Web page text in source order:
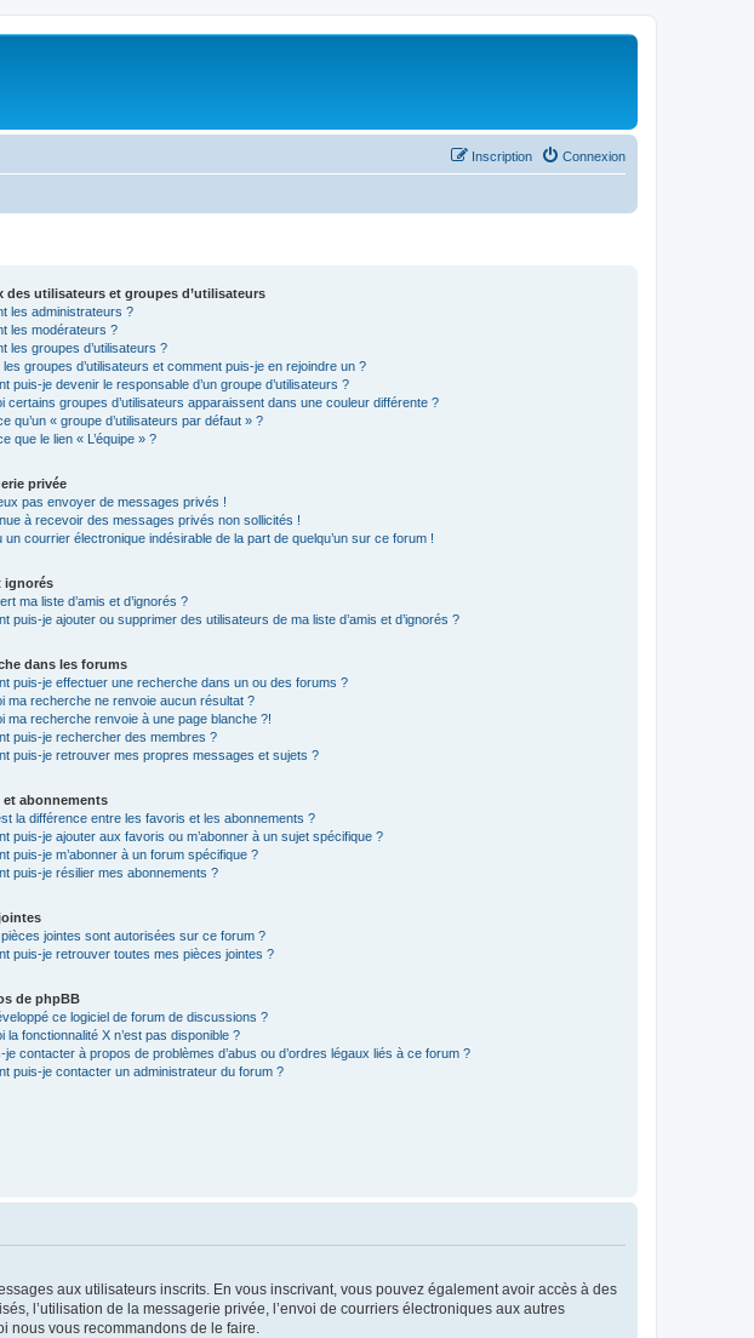
Connexion
Inscription
des utilisateurs et groupes d’utilisateurs
les administrateurs ?
les modérateurs ?
les groupes d’utilisateurs ?
groupes d’utilisateurs et comment puis-je en rejoindre un ?
puis-je devenir le responsable d’un groupe d’utilisateurs ?
certains groupes d’utilisateurs apparaissent dans une couleur différente ?
qu’un « groupe d’utilisateurs par défaut » ?
que le lien « L’équipe » ?
privée
pas envoyer de messages privés !
à recevoir des messages privés non sollicités !
un courrier électronique indésirable de la part de quelqu’un sur ce forum !
ignorés
ma liste d’amis et d’ignorés ?
puis-je ajouter ou supprimer des utilisateurs de ma liste d’amis et d’ignorés ?
dans les forums
puis-je effectuer une recherche dans un ou des forums ?
ma recherche ne renvoie aucun résultat ?
ma recherche renvoie à une page blanche ?!
puis-je rechercher des membres ?
puis-je retrouver mes propres messages et sujets ?
et abonnements
la différence entre les favoris et les abonnements ?
puis-je ajouter aux favoris ou m’abonner à un sujet spécifique ?
puis-je m’abonner à un forum spécifique ?
puis-je résilier mes abonnements ?
jointes sont autorisées sur ce forum ?
puis-je retrouver toutes mes pièces jointes ?
de phpBB
ce logiciel de forum de discussions ?
la fonctionnalité X n’est pas disponible ?
je contacter à propos de problèmes d’abus ou d’ordres légaux liés à ce forum ?
puis-je contacter un administrateur du forum ?
aux utilisateurs inscrits. En vous inscrivant, vous pouvez également avoir accès à des
l’utilisation de la messagerie privée, l’envoi de courriers électroniques aux autres
nous vous recommandons de le faire.